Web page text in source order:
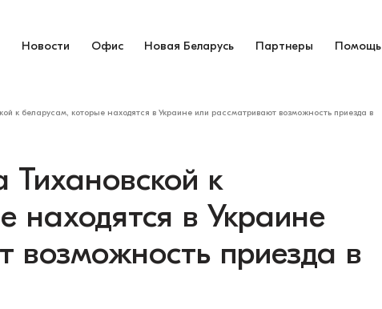
Новости Офис Новая Беларусь Партнеры Помощь
к беларусам, которые находятся в Украине или рассматривают возможность приезда в
к
находятся в Украине
возможность приезда в